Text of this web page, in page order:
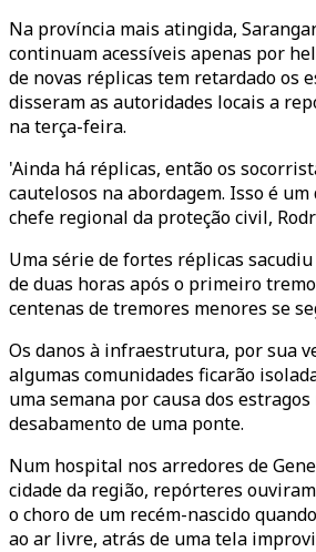
Na província mais atingida,
continuam acessíveis apenas por
de novas réplicas tem retardado os
disseram as autoridades locais a
na terça-feira.
'Ainda há réplicas, então os
cautelosos na abordagem. Isso é
chefe regional da proteção civil,
Uma série de fortes réplicas
de duas horas após o primeiro
centenas de tremores menores se
Os danos à infraestrutura, por sua
algumas comunidades ficarão
uma semana por causa dos
desabamento de uma ponte.
Num hospital nos arredores de
cidade da região, repórteres
o choro de um recém-nascido
ao ar livre, atrás de uma tela